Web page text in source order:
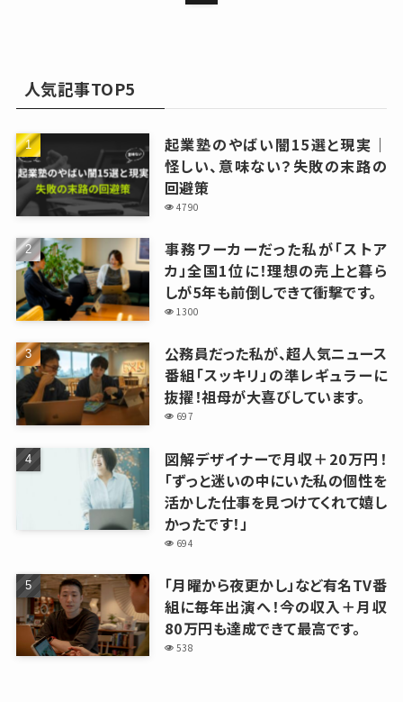
人気記事TOP5
起業塾のやばい闇15選と現実｜
怪しい、意味ない？失敗の末路の
回避策
4790
事務ワーカーだった私が「ストア
カ」全国1位に！理想の売上と暮ら
しが5年も前倒しできて衝撃です。
1300
公務員だった私が、超人気ニュース
番組「スッキリ」の準レギュラーに
抜擢！祖母が大喜びしています。
697
図解デザイナーで月収＋20万円！
「ずっと迷いの中にいた私の個性を
活かした仕事を見つけてくれて嬉し
かったです！」
694
「月曜から夜更かし」など有名TV番
組に毎年出演へ！今の収入＋月収
80万円も達成できて最高です。
538